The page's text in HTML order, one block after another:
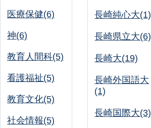
医療保健(6)
神(6)
教育人間科(5)
看護福祉(5)
教育文化(5)
社会情報(5)
長崎純心大(1)
長崎県立大(6)
長崎大(19)
長崎外国語大
(1)
長崎国際大(3)